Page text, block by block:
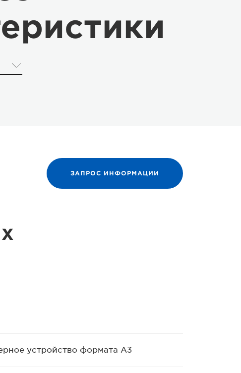
ЗАПРОС ИНФОРМАЦИИ
устройство формата A3